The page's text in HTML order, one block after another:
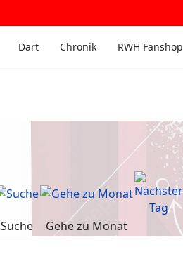
Dart Chronik RWH Fanshop
Suche Gehe zu Monat